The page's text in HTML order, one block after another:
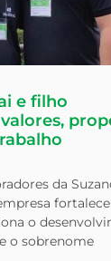
e filho
da
o
o sobrenome